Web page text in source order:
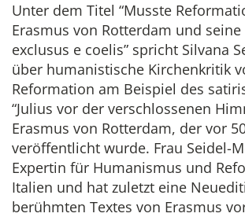
Unter dem Titel “Musste
Erasmus von Rotterdam und seine
exclusus e coelis” spricht Silvana
über humanistische Kirchenkritik
Reformation am Beispiel des
“Julius vor der verschlossenen
Erasmus von Rotterdam, der vor
veröffentlicht wurde. Frau Seidel-
Expertin für Humanismus und
Italien und hat zuletzt eine
berühmten Textes von Erasmus